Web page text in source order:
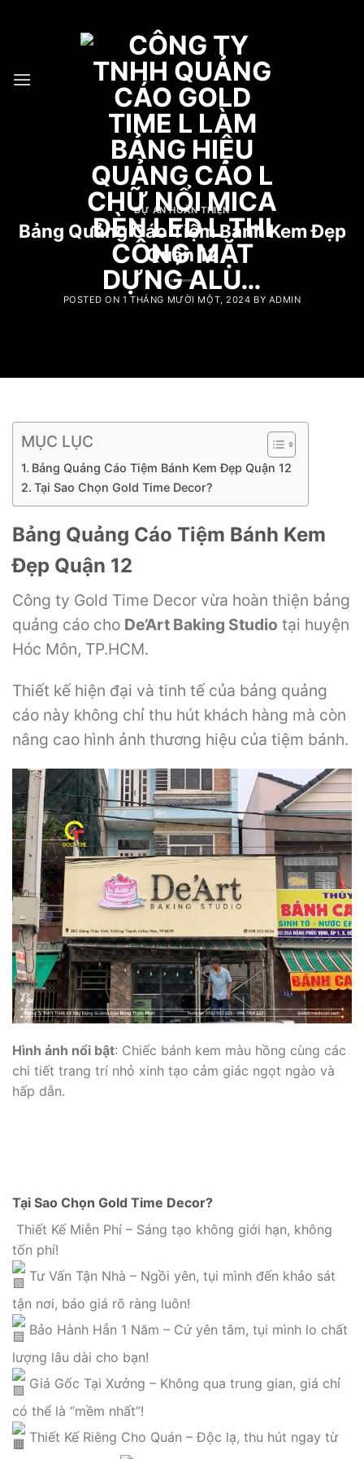
DỰ ÁN HOÀN THIỆN
Bảng Quảng Cáo Tiệm Bánh Kem Đẹp
Quận 12
POSTED ON1 THÁNG MƯỜI MỘT, 2024 BY ADMIN
MỤC LỤC
Bảng Quảng Cáo Tiệm Bánh Kem Đẹp Quận 12
Tại Sao Chọn Gold Time Decor?
Bảng Quảng Cáo Tiệm Bánh Kem
Đẹp Quận 12
Công ty Gold Time Decor vừa hoàn thiện bảng
quảng cáo cho De’Art Baking Studio tại huyện
Hóc Môn, TP.HCM.
Thiết kế hiện đại và tinh tế của bảng quảng
cáo này không chỉ thu hút khách hàng mà còn
nâng cao hình ảnh thương hiệu của tiệm bánh.
Hình ảnh nổi bật: Chiếc bánh kem màu hồng cùng các
chi tiết trang trí nhỏ xinh tạo cảm giác ngọt ngào và
hấp dẫn.
Tại Sao Chọn Gold Time Decor?
Thiết Kế Miễn Phí – Sáng tạo không giới hạn, không
tốn phí!
Tư Vấn Tận Nhà – Ngồi yên, tụi mình đến khảo sát
tận nơi, báo giá rõ ràng luôn!
Bảo Hành Hẳn 1 Năm – Cứ yên tâm, tụi mình lo chất
lượng lâu dài cho bạn!
Giá Gốc Tại Xưởng – Không qua trung gian, giá chỉ
có thể là “mềm nhất”!
Thiết Kế Riêng Cho Quán – Độc lạ, thu hút ngay từ